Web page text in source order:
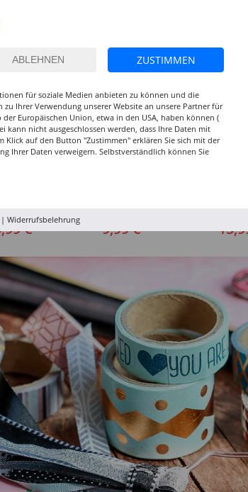
€ 9,99 €
NEU
ZUSTIMMEN
für soziale Medien anbieten zu können und die
Ihrer Verwendung unserer Website an unsere Partner für
Europäischen Union, etwa in den USA, haben können (
kann nicht ausgeschlossen werden, dass Ihre Daten mit
auf den Button "Zustimmen" erklären Sie sich mit der
Ihrer Daten verweigern. Selbstverständlich können Sie
Widerrufsbelehrung